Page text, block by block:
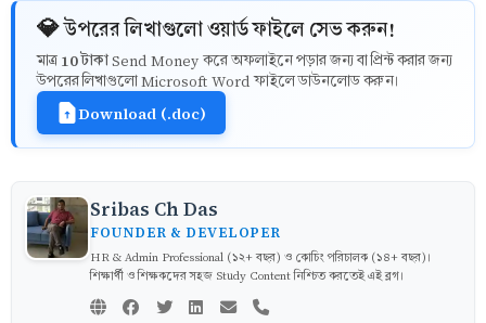
💎 উপরের লিখাগুলো ওয়ার্ড ফাইলে সেভ করুন!
মাত্র 10 টাকাSend Money করে অফলাইনে পড়ার জন্য বা প্রিন্ট করার জন্য
উপরের লিখাগুলো Microsoft Word ফাইলে ডাউনলোড করুন।
Download (.doc)
Sribas Ch Das
FOUNDER & DEVELOPER
HR & Admin Professional (১২+ বছর) ও কোচিং পরিচালক (১৪+ বছর)।
শিক্ষার্থী ও শিক্ষকদের সহজ Study Content নিশ্চিত করতেই এই ব্লগ।